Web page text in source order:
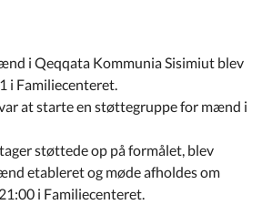
i Qeqqata Kommunia Sisimiut blev
i Familiecenteret.
at starte en støttegruppe for mænd i
støttede op på formålet, blev
etableret og møde afholdes om
i Familiecenteret.